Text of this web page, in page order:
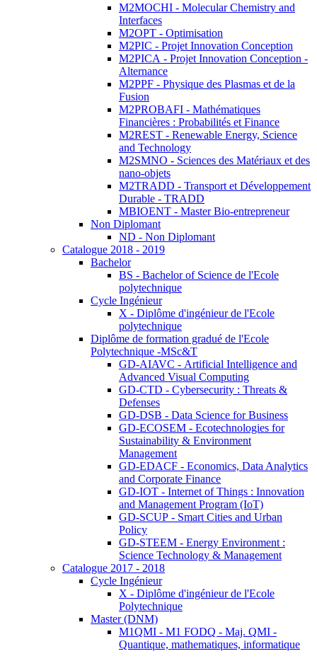
M2MOCHI - Molecular Chemistry and
Interfaces
M2OPT - Optimisation
M2PIC - Projet Innovation Conception
M2PICA - Projet Innovation Conception -
Alternance
M2PPF - Physique des Plasmas et de la
Fusion
M2PROBAFI - Mathématiques
Financières : Probabilités et Finance
M2REST - Renewable Energy, Science
and Technology
M2SMNO - Sciences des Matériaux et des
nano-objets
M2TRADD - Transport et Développement
Durable - TRADD
MBIOENT - Master Bio-entrepreneur
Non Diplomant
ND - Non Diplomant
Catalogue 2018 - 2019
Bachelor
BS - Bachelor of Science de l'Ecole
polytechnique
Cycle Ingénieur
X - Diplôme d'ingénieur de l'Ecole
polytechnique
Diplôme de formation gradué de l'Ecole
Polytechnique -MSc&T
GD-AIAVC - Artificial Intelligence and
Advanced Visual Computing
GD-CTD - Cybersecurity : Threats &
Defenses
GD-DSB - Data Science for Business
GD-ECOSEM - Ecotechnologies for
Sustainability & Environment
Management
GD-EDACF - Economics, Data Analytics
and Corporate Finance
GD-IOT - Internet of Things : Innovation
and Management Program (IoT)
GD-SCUP - Smart Cities and Urban
Policy
GD-STEEM - Energy Environment :
Science Technology & Management
Catalogue 2017 - 2018
Cycle Ingénieur
X - Diplôme d'ingénieur de l'Ecole
Polytechnique
Master (DNM)
M1QMI - M1 FODQ - Maj. QMI -
Quantique, mathematiques, informatique